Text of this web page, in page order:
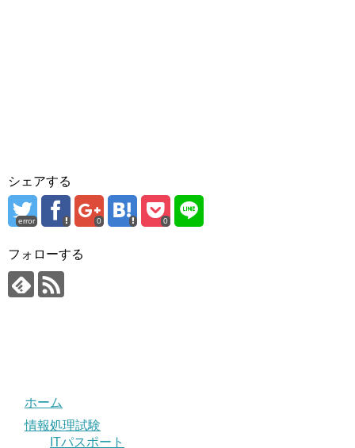
シェアする
error 0 0
フォローする
ホーム
情報処理試験
ITパスポート